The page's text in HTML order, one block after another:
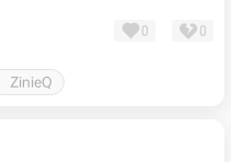
0 0
ZinieQ